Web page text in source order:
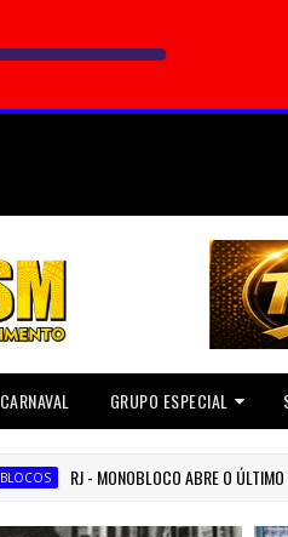
CARNAVAL GRUPO ESPECIAL
RJ - MONOBLOCO ABRE O ÚLTIMO DIA DE